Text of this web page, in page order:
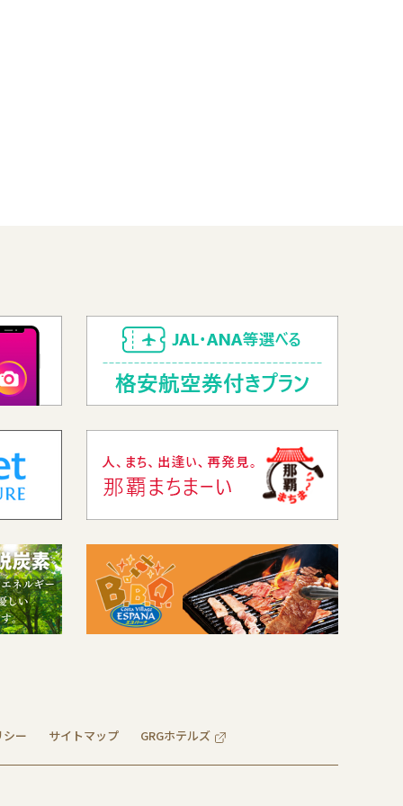
ー サイトマップ GRGホテルズ